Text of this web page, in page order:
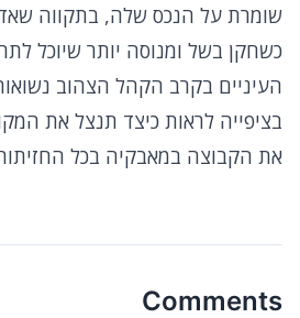
שומרת על הנכס שלה, בתקווה
כשחקן בשל ומנוסה יותר שיוכל
העיניים בקרב הקהל הצהוב
בציפייה לראות כיצד תנצל את
את הקבוצה במאבקיה בכל
Comments